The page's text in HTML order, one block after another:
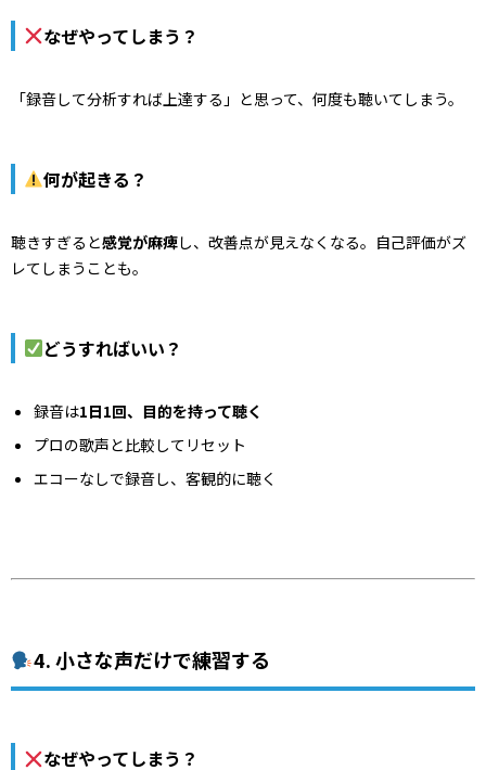
なぜやってしまう？
「録音して分析すれば上達する」と思って、何度も聴いてしまう。
何が起きる？
聴きすぎると感覚が麻痺し、改善点が見えなくなる。自己評価がズ
レてしまうことも。
どうすればいい？
録音は1日1回、目的を持って聴く
プロの歌声と比較してリセット
エコーなしで録音し、客観的に聴く
4. 小さな声だけで練習する
なぜやってしまう？